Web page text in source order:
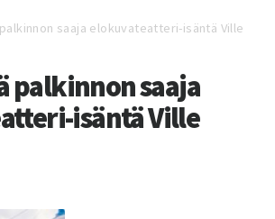
saaja elokuvateatteri-isäntä Ville
palkinnon saaja
isäntä Ville